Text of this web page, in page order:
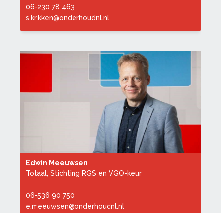
06-230 78 463
s.krikken@onderhoudnl.nl
Edwin Meeuwsen
Totaal, Stichting RGS en VGO-keur
06-536 90 750
e.meeuwsen@onderhoudnl.nl